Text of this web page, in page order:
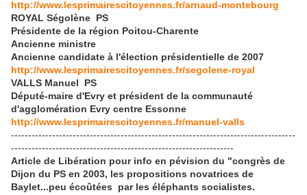
http://www.lesprimairescitoyennes.fr/arnaud-montebourg
ROYAL Ségolène PS
Présidente de la région Poitou-Charente
Ancienne ministre
Ancienne candidate à l'élection présidentielle de 2007
http://www.lesprimairescitoyennes.fr/segolene-royal
VALLS Manuel PS
Député-maire d'Evry et président de la communauté
d'agglomération Evry centre Essonne
http://www.lesprimairescitoyennes.fr/manuel-valls
-----------------------------------------------------------------------------------
-----------------------------------------------------------------
Article de Libération pour info en pévision du "congrès de
Dijon du PS en 2003, les propositions novatrices de
Baylet...peu écoûtées par les éléphants socialistes.